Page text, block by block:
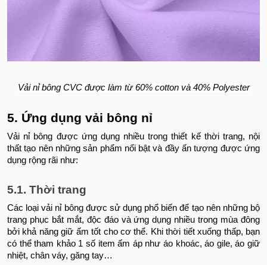
Vải nỉ bông CVC được làm từ 60% cotton và 40% Polyester
5. Ứng dụng vải bông nỉ
Vải nỉ bông được ứng dụng nhiều trong thiết kế thời trang, nội
thất tạo nên những sản phẩm nổi bật và đầy ấn tượng được ứng
dụng rộng rãi như:
5.1. Thời trang
Các loại vải nỉ bông được sử dụng phổ biến để tạo nên những bộ
trang phục bắt mắt, độc đáo và ứng dụng nhiều trong mùa đông
bởi khả năng giữ ấm tốt cho cơ thể. Khi thời tiết xuống thấp, bạn
có thể tham khảo 1 số item ấm áp như áo khoác, áo gile, áo giữ
nhiệt, chân váy, găng tay…